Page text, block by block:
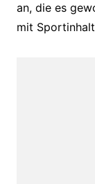
an, die es
mit